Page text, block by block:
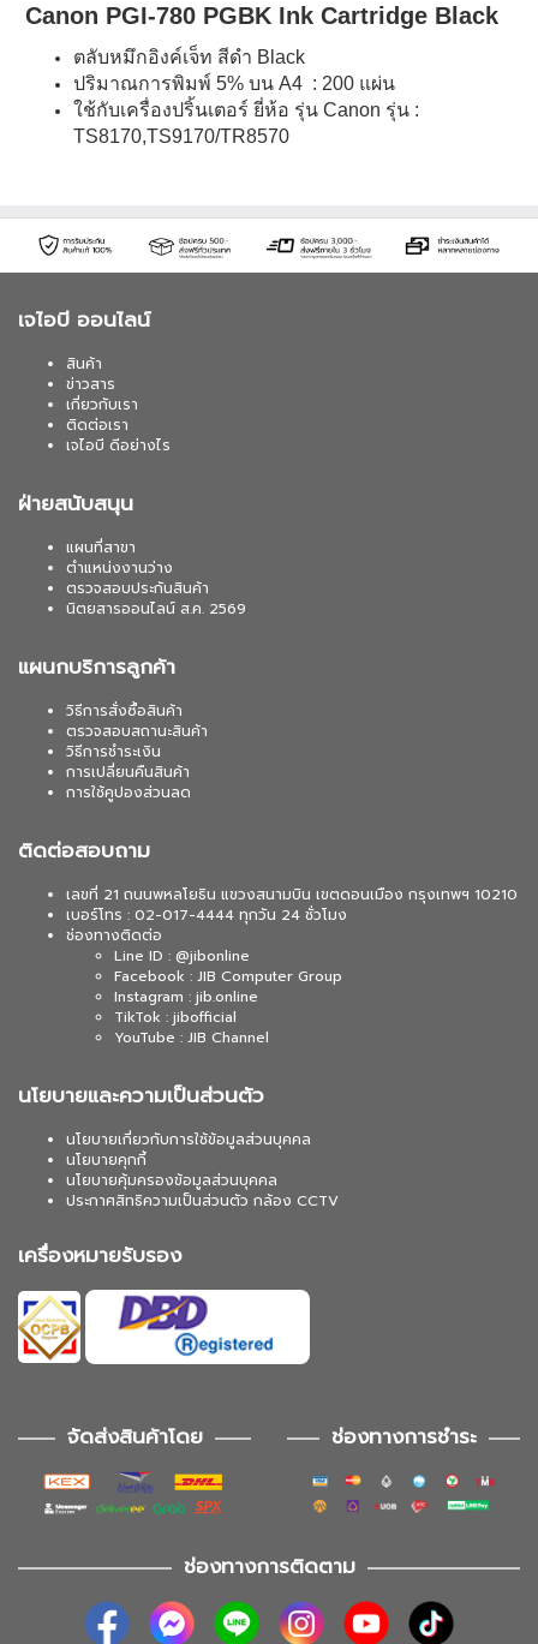
Canon PGI-780 PGBK Ink Cartridge Black
ตลับหมึกอิงค์เจ็ท สีดำ Black
ปริมาณการพิมพ์ 5% บน A4 : 200 แผ่น
ใช้กับเครื่องปริ้นเตอร์ ยี่ห้อ รุ่น Canon รุ่น :
TS8170,TS9170/TR8570
เจไอบี ออนไลน์
สินค้า
ข่าวสาร
เกี่ยวกับเรา
ติดต่อเรา
เจไอบี ดีอย่างไร
ฝ่ายสนับสนุน
แผนที่สาขา
ตำแหน่งงานว่าง
ตรวจสอบประกันสินค้า
นิตยสารออนไลน์ ส.ค. 2569
แผนกบริการลูกค้า
วิธีการสั่งซื้อสินค้า
ตรวจสอบสถานะสินค้า
วิธีการชำระเงิน
การเปลี่ยนคืนสินค้า
การใช้คูปองส่วนลด
ติดต่อสอบถาม
เลขที่ 21 ถนนพหลโยธิน แขวงสนามบิน เขตดอนเมือง กรุงเทพฯ 10210
เบอร์โทร : 02-017-4444 ทุกวัน 24 ชั่วโมง
ช่องทางติดต่อ
Line ID : @jibonline
Facebook : JIB Computer Group
Instagram : jib.online
TikTok : jibofficial
YouTube : JIB Channel
นโยบายและความเป็นส่วนตัว
นโยบายเกี่ยวกับการใช้ข้อมูลส่วนบุคคล
นโยบายคุกกี้
นโยบายคุ้มครองข้อมูลส่วนบุคคล
ประกาศสิทธิความเป็นส่วนตัว กล้อง CCTV
เครื่องหมายรับรอง
จัดส่งสินค้าโดย ช่องทางการชำระ
ช่องทางการติดตาม